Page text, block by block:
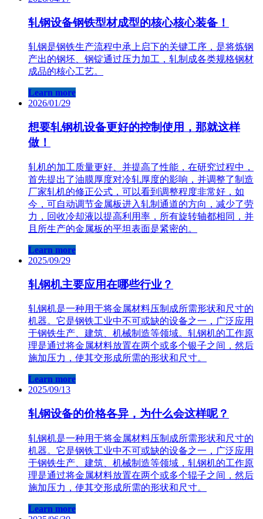
轧钢设备钢铁型材成型的核心核心装备！
轧钢是钢铁生产流程中承上启下的关键工序，是将炼钢
产出的钢坯、钢锭通过压力加工，轧制成各类规格钢材
成品的核心工艺。
Learn more
2026/01/29
想要轧钢机设备更好的控制使用，那就这样
做！
轧机的加工质量更好、并提高了性能，在研究过程中，
首先提出了油膜厚度对冷轧厚度的影响，并调整了制造
厂家轧机的修正公式，可以看到调整程度非常好，如
今，可自动调节金属板进入轧制通道的方向，减少了劳
力，回收冷却液以提高利用率，所有旋转轴都相同，并
且所生产的金属板的平坦表面是紧密的。
Learn more
2025/09/29
轧钢机主要应用在哪些行业？
轧钢机是一种用于将金属材料压制成所需形状和尺寸的
机器。它是钢铁工业中不可或缺的设备之一，广泛应用
于钢铁生产、建筑、机械制造等领域。轧钢机的工作原
理是通过将金属材料放置在两个或多个银子之间，然后
施加压力，使其交形成所需的形状和尺寸。
Learn more
2025/09/13
轧钢设备的价格各异，为什么会这样呢？
轧钢机是一种用于将金属材料压制成所需形状和尺寸的
机器。它是钢铁工业中不可或缺的设备之一，广泛应用
于钢铁生产、建筑、机械制造等领域，轧钢机的工作原
理是通过将金属材料放置在两个或多个辊子之间，然后
施加压力，使其交形成所需的形状和尺寸。
Learn more